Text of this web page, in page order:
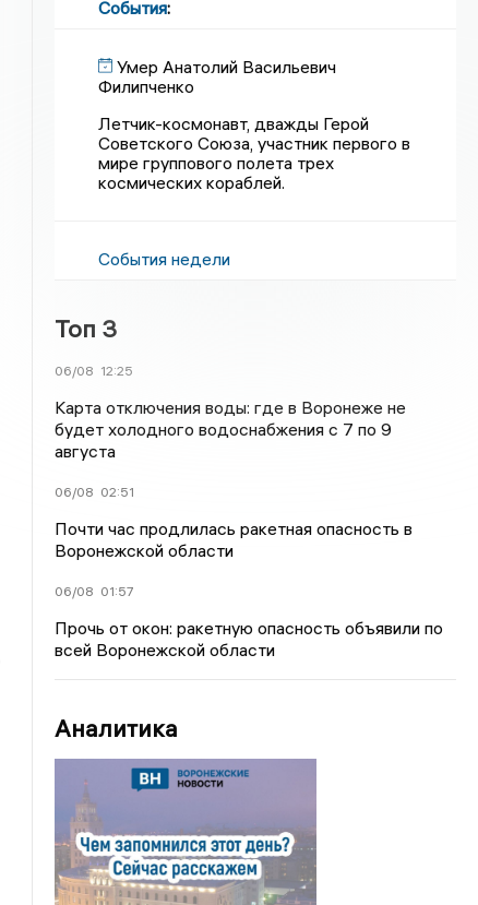
События:
Умер Анатолий Васильевич
Филипченко
Летчик-космонавт, дважды Герой
Советского Союза, участник первого в
мире группового полета трех
космических кораблей.
События недели
Топ 3
06/08 12:25
Карта отключения воды: где в Воронеже не
будет холодного водоснабжения с 7 по 9
августа
06/08 02:51
Почти час продлилась ракетная опасность в
Воронежской области
06/08 01:57
Прочь от окон: ракетную опасность объявили по
всей Воронежской области
Аналитика